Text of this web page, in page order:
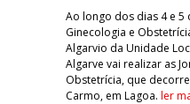
Ao longo dos dias 4 e 5
Ginecologia e
Algarvio da Unidade
Algarve vai realizar as
Obstetrícia, que
Carmo, em Lagoa. ler